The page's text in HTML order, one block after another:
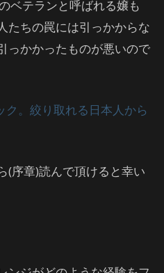
ベテランと呼ばれる嬢も
たちの罠には引っかからな
っかかったものが悪いので
ク。絞り取れる日本人から
(序章)読んで頂けると幸い